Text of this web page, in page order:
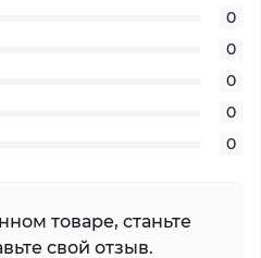
0
0
0
0
0
товаре, станьте
свой отзыв.